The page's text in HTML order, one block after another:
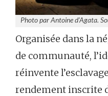
Photo par Antoine d’Agata.
Organisée dans la
de communauté,
réinvente
rendement inscrite